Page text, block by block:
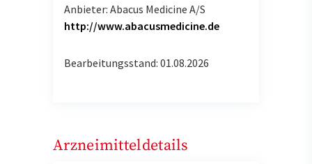
Anbieter: Abacus Medicine A/S
http://www.abacusmedicine.de
Bearbeitungsstand: 01.08.2026
Arzneimitteldetails